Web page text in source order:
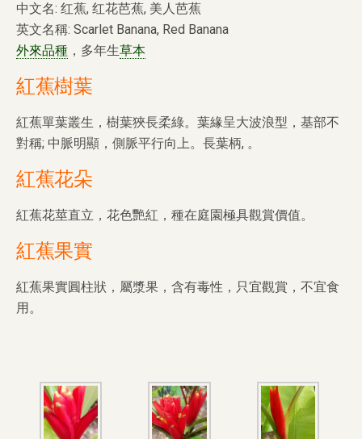
中文名: 红蕉, 红花芭蕉, 美人芭蕉
英文名稱: Scarlet Banana, Red Banana
外來品種 ，多年生草本
紅蕉樹葉
紅蕉單葉叢生，樹葉狹長柔綠。葉緣呈大波浪型，基部不
對稱; 中脈明顯，側脈平行向上。長葉柄, 。
紅蕉花朵
紅蕉花莖直立，花色艷紅，種在庭園極具觀賞價值。
紅蕉果實
紅蕉果實圓柱狀，屬漿果，含有毒性，只宜觀賞，不宜食
用。